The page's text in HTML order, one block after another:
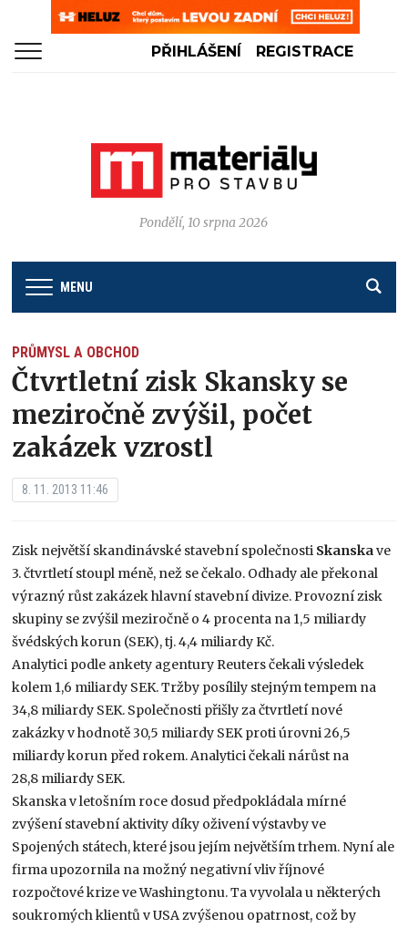
PŘIHLÁŠENÍ REGISTRACE
Pondělí, 10 srpna 2026
MENU
PRŮMYSL A OBCHOD
Čtvrtletní zisk Skansky se
meziročně zvýšil, počet
zakázek vzrostl
8. 11. 2013 11:46
Zisk největší skandinávské stavební společnosti Skanskave
3. čtvrtletí stoupl méně, než se čekalo. Odhady ale překonal
výrazný růst zakázek hlavní stavební divize. Provozní zisk
skupiny se zvýšil meziročně o 4 procenta na 1,5 miliardy
švédských korun (SEK), tj. 4,4 miliardy Kč.
Analytici podle ankety agentury Reuters čekali výsledek
kolem 1,6 miliardy SEK. Tržby posílily stejným tempem na
34,8 miliardy SEK. Společnosti přišly za čtvrtletí nové
zakázky v hodnotě 30,5 miliardy SEK proti úrovni 26,5
miliardy korun před rokem. Analytici čekali nárůst na
28,8 miliardy SEK.
Skanska v letošním roce dosud předpokládala mírné
zvýšení stavební aktivity díky oživení výstavby ve
Spojených státech, které jsou jejím největším trhem. Nyní ale
firma upozornila na možný negativní vliv říjnové
rozpočtové krize ve Washingtonu. Ta vyvolala u některých
soukromých klientů v USA zvýšenou opatrnost, což by